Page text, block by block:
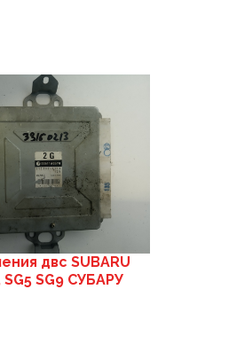
двс SUBARU
SG5 SG9 СУБАРУ